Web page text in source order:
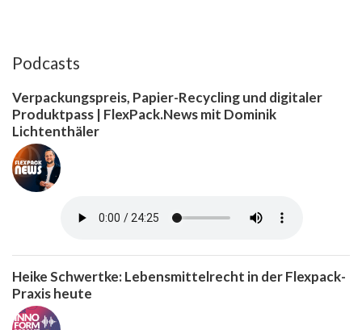
Podcasts
Verpackungspreis, Papier-Recycling und digitaler
Produktpass | FlexPack.News mit Dominik
Lichtenthäler
Heike Schwertke: Lebensmittelrecht in der Flexpack-
Praxis heute